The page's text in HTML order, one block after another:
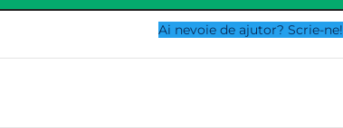
Ai nevoie de ajutor? Scrie-ne!